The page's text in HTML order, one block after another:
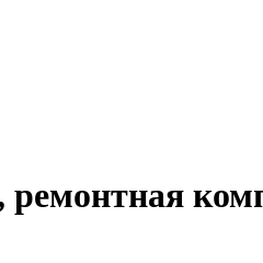
ремонтная